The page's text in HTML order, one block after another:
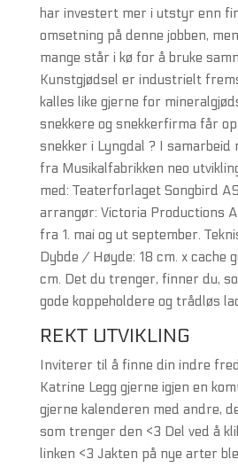
har investert mer i utstyr enn
omsetning på denne jobben,
mange står i kø for å bruke
Kunstgjødsel er industrielt
kalles like gjerne for
snekkere og snekkerfirma får
snekker i Lyngdal ? I samarbeid
fra Musikalfabrikken neo
med: Teaterforlaget Songbird
arrangør: Victoria Productions
fra 1. mai og ut september.
Dybde / Høyde: 18 cm. x cache
cm. Det du trenger, finner du,
gode koppeholdere og trådløs
REKT UTVIKLING
Inviterer til å finne din indre
Katrine Legg gjerne igjen en
gjerne kalenderen med andre,
som trenger den <3 Del ved å
linken <3 Jakten på nye arter